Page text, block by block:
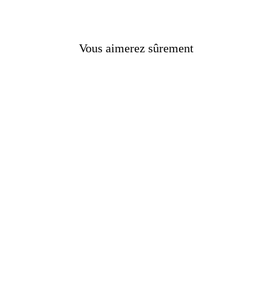
Vous aimerez sûrement